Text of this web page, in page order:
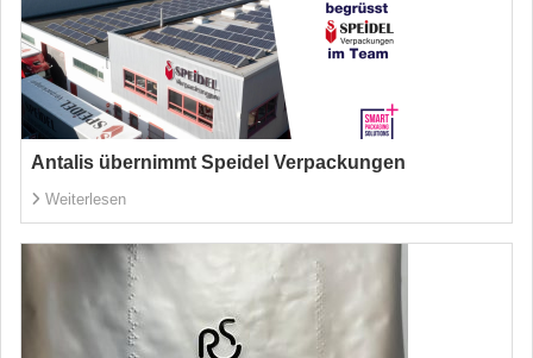
Antalis übernimmt Speidel Verpackungen
Weiterlesen